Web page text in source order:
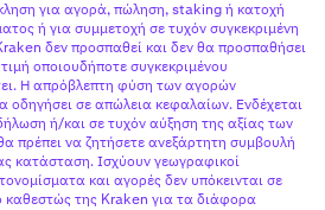
100% των ανοιχτών θέσεων σας,
μια εντολή που θα
ανοιχτές θέσεις σας (ο
εντολής θα ακυρωθεί). Δεν έχει
μόχλευσης επιλέγετε για αυτήν
να εισαγάγετε διαφορετική
δεδομένα
είναι πιθανό να εκτελεστούν λόγω
από τη μέση τιμή απορρίπτονται
της επιρροής υπερμεγεθών
όλες οι έγκυρες εντολές
οποιονδήποτε μεμονωμένο
για αγορά, πώληση, staking ή κατοχή
ή για συμμετοχή σε τυχόν συγκεκριμένη
δεν προσπαθεί και δεν θα προσπαθήσει
οποιουδήποτε συγκεκριμένου
Η απρόβλεπτη φύση των αγορών
οδηγήσει σε απώλεια κεφαλαίων. Ενδέχεται
ή/και σε τυχόν αύξηση της αξίας των
πρέπει να ζητήσετε ανεξάρτητη συμβουλή
κατάσταση. Ισχύουν γεωγραφικοί
και αγορές δεν υπόκεινται σε
καθεστώς της Kraken για τα διάφορα